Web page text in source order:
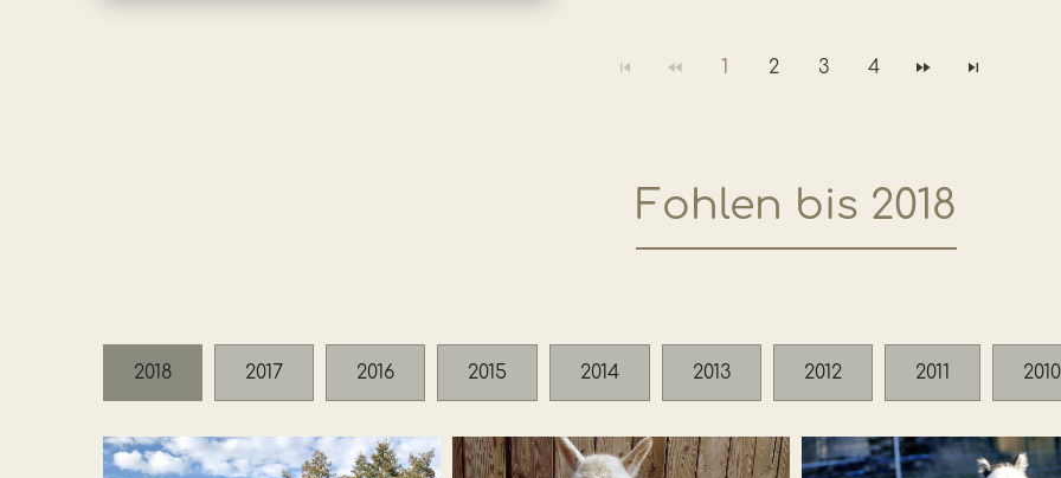
1 2 3 4
Fohlen bis 2018
2018 2017 2016 2015 2014 2013 2012 2011 2010